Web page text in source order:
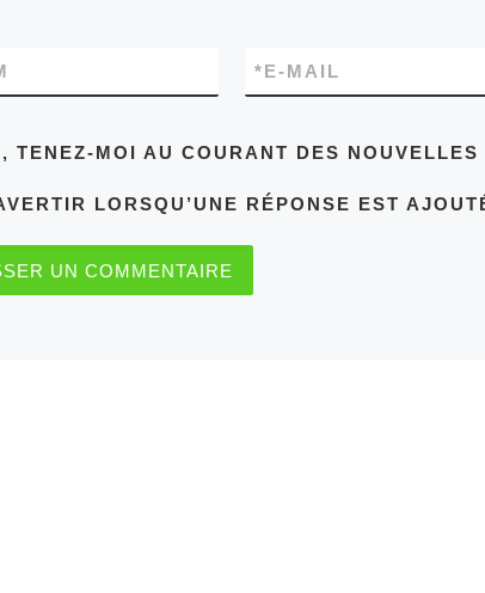
E-MAIL
*
TENEZ-MOI AU COURANT DES NOUVELLES
LORSQU’UNE RÉPONSE EST